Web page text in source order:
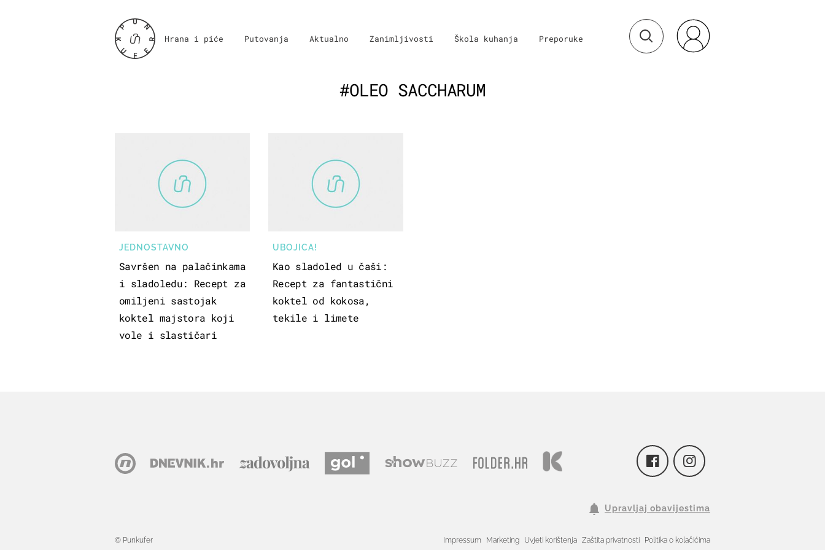
Hrana i piće Putovanja Aktualno Zanimljivosti Škola kuhanja Preporuke
#OLEO SACCHARUM
JEDNOSTAVNO
Savršen na palačinkama
i sladoledu: Recept za
omiljeni sastojak
koktel majstora koji
vole i slastičari
UBOJICA!
Kao sladoled u čaši:
Recept za fantastični
koktel od kokosa,
tekile i limete
Upravljaj obavijestima
© Punkufer Impressum Marketing Uvjeti korištenja Zaštita privatnosti Politika o kolačićima